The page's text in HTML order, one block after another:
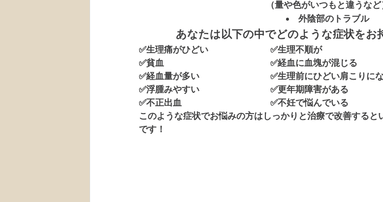
（量や色がいつもと違うなど
外陰部のトラブル
あなたは以下の中でどのような症状をお
✅生理痛がひどい　　　　　　　✅生理不順が
✅貧血　　　　　　　　　　　　✅経血に血塊が混じる
✅経血量が多い　　　　　　　　✅生理前にひどい肩こりに
✅浮腫みやすい　　　　　　　　✅更年期障害がある
✅不正出血　　　　　　　　　　✅不妊で悩んでいる
このような症状でお悩みの方はしっかりと治療で改善する
です！